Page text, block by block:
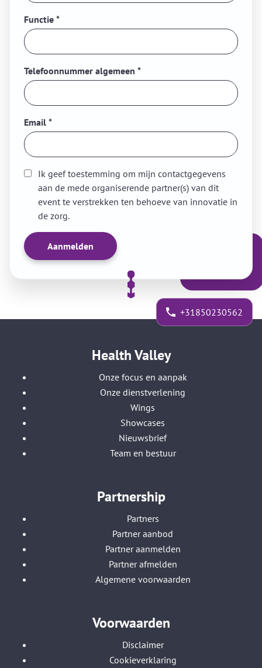
Functie *
Telefoonnummer algemeen *
Email *
Ik geef toestemming om mijn contactgegevens
aan de mede organiserende partner(s) van dit
event te verstrekken ten behoeve van innovatie in
de zorg.
+31850230562
Health Valley
Onze focus en aanpak
Onze dienstverlening
Wings
Showcases
Nieuwsbrief
Team en bestuur
Partnership
Partners
Partner aanbod
Partner aanmelden
Partner afmelden
Algemene voorwaarden
Voorwaarden
Disclaimer
Cookieverklaring